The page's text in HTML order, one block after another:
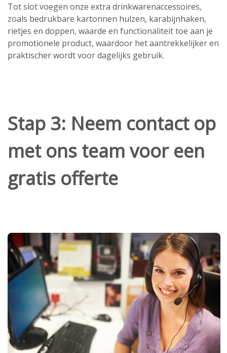
Tot slot voegen onze extra drinkwarenaccessoires,
zoals bedrukbare kartonnen hulzen, karabijnhaken,
rietjes en doppen, waarde en functionaliteit toe aan je
promotionele product, waardoor het aantrekkelijker en
praktischer wordt voor dagelijks gebruik.
Stap 3: Neem contact op
met ons team voor een
gratis offerte